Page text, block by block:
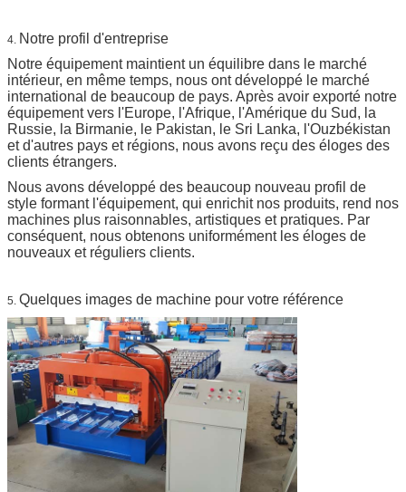
4. Notre profil d'entreprise
Notre équipement maintient un équilibre dans le marché
intérieur, en même temps, nous ont développé le marché
international de beaucoup de pays. Après avoir exporté notre
équipement vers l'Europe, l'Afrique, l'Amérique du Sud, la
Russie, la Birmanie, le Pakistan, le Sri Lanka, l'Ouzbékistan
et d'autres pays et régions, nous avons reçu des éloges des
clients étrangers.
Nous avons développé des beaucoup nouveau profil de
style formant l'équipement, qui enrichit nos produits, rend nos
machines plus raisonnables, artistiques et pratiques. Par
conséquent, nous obtenons uniformément les éloges de
nouveaux et réguliers clients.
5. Quelques images de machine pour votre référence